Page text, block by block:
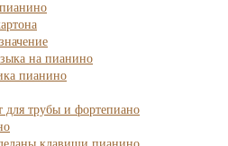
на пианино
пианино
для трубы и фортепиано